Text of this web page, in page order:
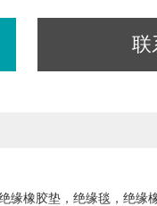
联
缘橡胶垫，绝缘毯，绝缘